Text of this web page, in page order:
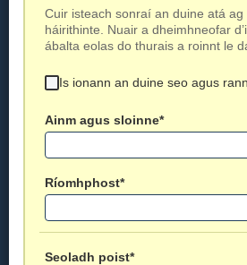
Cuir isteach sonraí an duine atá
háirithinte. Nuair a dheimhneofar
ábalta eolas do thurais a roinnt le
Is ionann an duine seo agus
Ainm agus sloinne*
Ríomhphost*
Seoladh poist*